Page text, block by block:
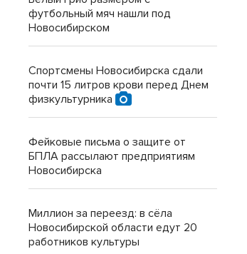
футбольный мяч нашли под
Новосибирском
Спортсмены Новосибирска сдали
почти 15 литров крови перед Днем
физкультурника
Фейковые письма о защите от
БПЛА рассылают предприятиям
Новосибирска
Миллион за переезд: в сёла
Новосибирской области едут 20
работников культуры